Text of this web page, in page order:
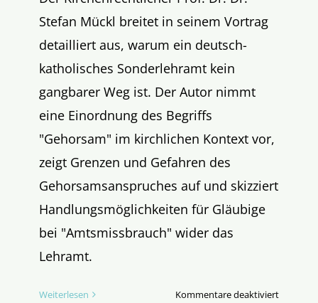
Stefan Mückl breitet in seinem Vortrag
detailliert aus, warum ein deutsch-
katholisches Sonderlehramt kein
gangbarer Weg ist. Der Autor nimmt
eine Einordnung des Begriffs
"Gehorsam" im kirchlichen Kontext vor,
zeigt Grenzen und Gefahren des
Gehorsamsanspruches auf und skizziert
Handlungsmöglichkeiten für Gläubige
bei "Amtsmissbrauch" wider das
Lehramt.
Weiterlesen Kommentare deaktiviertfür